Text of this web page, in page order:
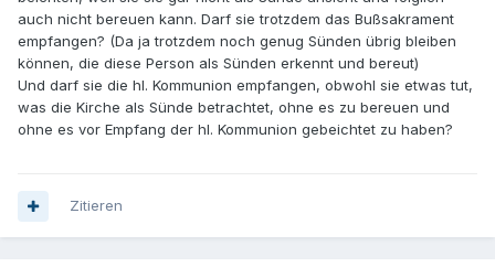
auch nicht bereuen kann. Darf sie trotzdem das Bußsakrament
empfangen? (Da ja trotzdem noch genug Sünden übrig bleiben
können, die diese Person als Sünden erkennt und bereut)
Und darf sie die hl. Kommunion empfangen, obwohl sie etwas tut,
was die Kirche als Sünde betrachtet, ohne es zu bereuen und
ohne es vor Empfang der hl. Kommunion gebeichtet zu haben?
Zitieren